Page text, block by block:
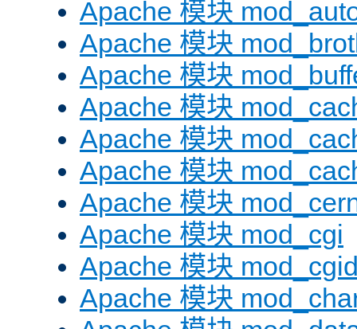
Apache 模块
Apache 模块
Apache 模块
Apache 模块
Apache 模块
Apache 模块
Apache 模块
Apache 模块 mod_cgi
Apache 模块
Apache 模块